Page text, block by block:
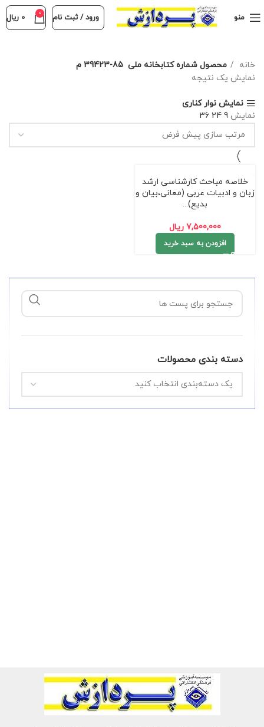
منو ورود / ثبت نام 0
0 ریال
دسته بندی محصولات
خانه محصول شماره کتابخانه ملی 39423-85 م
نمایش یک نتیجه
نمایش نوار کناری
نمایش 9
24
36
خلاصه مباحث کارشناسی ارشد
زبان و ادبیات عربی (معانی،بیان و
بدیع)...
7,500,000 ریال
افزودن به سبد خرید